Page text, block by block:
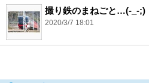
撮り鉄のまねごと…(-_-;)
2020/3/7 18:01